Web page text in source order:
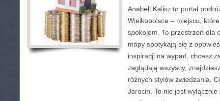
Anabell Kalisz to portal
Wielkopolsce – miejscu,
spokojem. To przestrzeń dla
mapy spotykają się z
inspiracji na wypad, chcesz
zaglądają wszyscy,
różnych stylów zwiedzania.
Jarocin. To nie jest